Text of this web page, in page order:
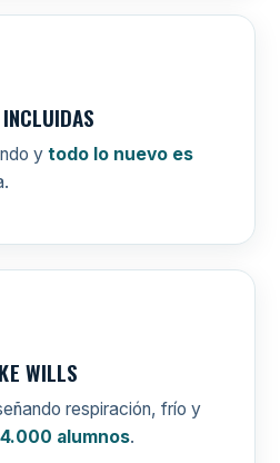
y todo lo nuevo es
WILLS
respiración, frío y
4.000 alumnos.